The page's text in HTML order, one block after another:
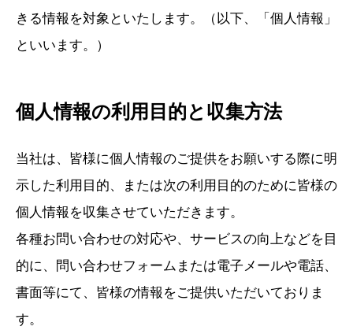
ENTRY
PRIVACY POLICY
きる情報を対象といたします。（以下、「個人情報」
といいます。）
個人情報の利用目的と収集方法
当社は、皆様に個人情報のご提供をお願いする際に明
示した利用目的、または次の利用目的のために皆様の
個人情報を収集させていただきます。
各種お問い合わせの対応や、サービスの向上などを目
的に、問い合わせフォームまたは電子メールや電話、
書面等にて、皆様の情報をご提供いただいておりま
す。